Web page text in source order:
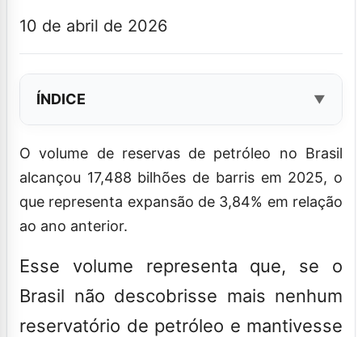
10 de abril de 2026
ÍNDICE
O volume de reservas de petróleo no Brasil
alcançou 17,488 bilhões de barris em 2025, o
que representa expansão de 3,84% em relação
ao ano anterior.
Esse volume representa que, se o
Brasil não descobrisse mais nenhum
reservatório de petróleo e mantivesse